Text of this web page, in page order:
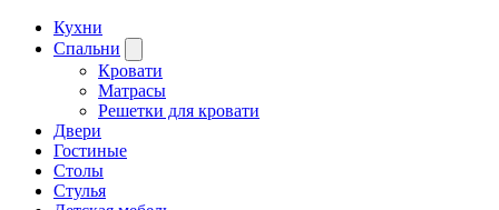
Кухни
Спальни
Кровати
Матрасы
Решетки для кровати
Двери
Гостиные
Столы
Стулья